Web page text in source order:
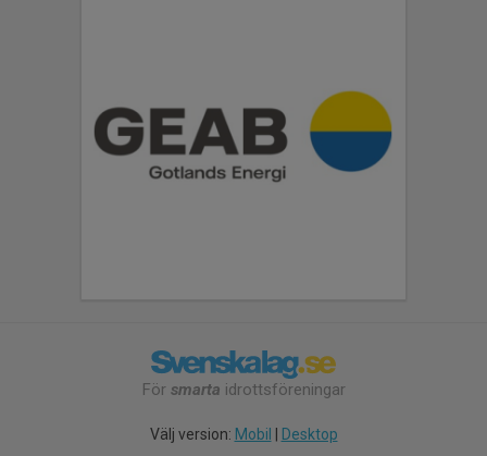
För smarta idrottsföreningar
Välj version: Mobil | Desktop